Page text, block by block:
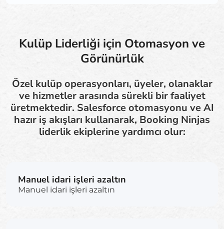
Kulüp Liderliği için Otomasyon ve
Görünürlük
Özel kulüp operasyonları, üyeler, olanaklar
ve hizmetler arasında sürekli bir faaliyet
üretmektedir. Salesforce otomasyonu ve AI
hazır iş akışları kullanarak, Booking Ninjas
liderlik ekiplerine yardımcı olur:
Manuel idari işleri azaltın
Manuel idari işleri azaltın